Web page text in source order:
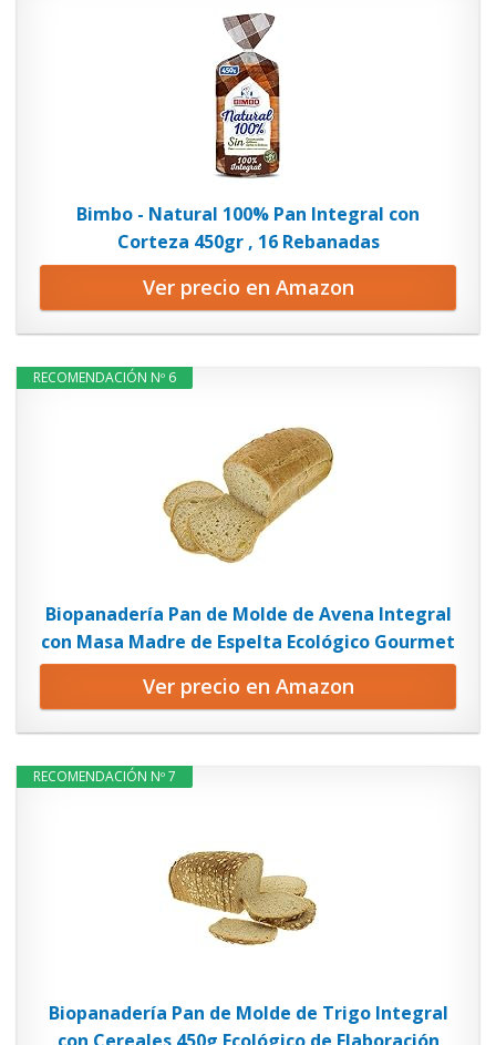
Bimbo - Natural 100% Pan Integral con
Corteza 450gr , 16 Rebanadas
Ver precio en Amazon
RECOMENDACIÓN Nº 6
Biopanadería Pan de Molde de Avena Integral
con Masa Madre de Espelta Ecológico Gourmet
Ver precio en Amazon
RECOMENDACIÓN Nº 7
Biopanadería Pan de Molde de Trigo Integral